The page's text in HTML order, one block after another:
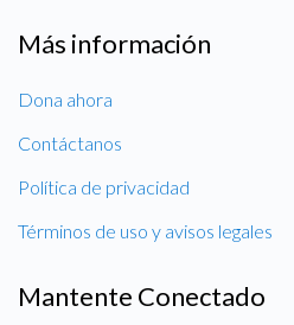
Más información
Dona ahora
Contáctanos
Política de privacidad
Términos de uso y avisos legales
Mantente Conectado